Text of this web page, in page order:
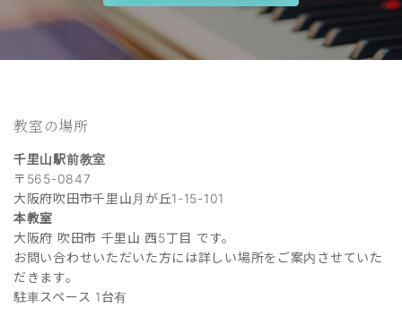
教室の場所
千里山駅前教室
〒565-0847
大阪府吹田市千里山月が丘1-15-101
本教室
大阪府 吹田市 千里山 西5丁目 です。
お問い合わせいただいた方には詳しい場所をご案内させていた
だきます。
駐車スペース 1台有